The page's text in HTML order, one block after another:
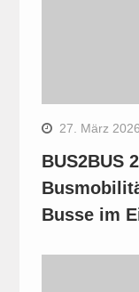
27. März 2026
BUS2BUS
Busse im